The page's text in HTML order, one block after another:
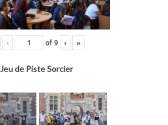
‹ of9 › »
Jeu de Piste Sorcier